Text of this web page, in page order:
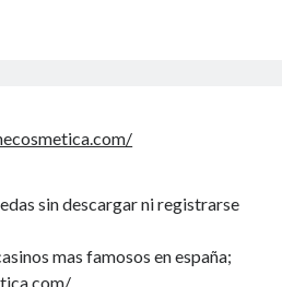
sin descargar ni registrarse
mas famosos en españa;
,